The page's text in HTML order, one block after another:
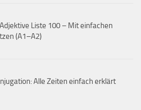
Liste 100 – Mit einfachen
(A1–A2)
Alle Zeiten einfach erklärt